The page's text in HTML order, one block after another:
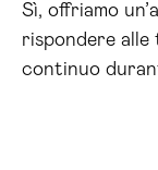
Sì, offriamo
rispondere
continuo